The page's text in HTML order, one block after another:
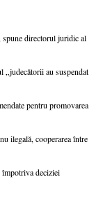
directorul juridic al
„judecătorii au suspendat
pentru promovarea
ilegală, cooperarea între
deciziei